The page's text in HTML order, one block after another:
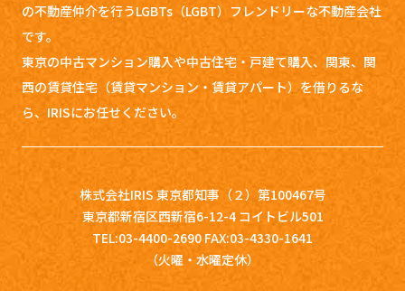
の不動産仲介を行うLGBTs（LGBT）フレンドリーな不動産会社
です。
東京の中古マンション購入や中古住宅・戸建て購入、関東、関
西の賃貸住宅（賃貸マンション・賃貸アパート）を借りるな
ら、IRISにお任せください。
株式会社IRIS 東京都知事（２）第100467号
東京都新宿区西新宿6-12-4 コイトビル501
TEL:03-4400-2690 FAX:03-4330-1641
（火曜・水曜定休）